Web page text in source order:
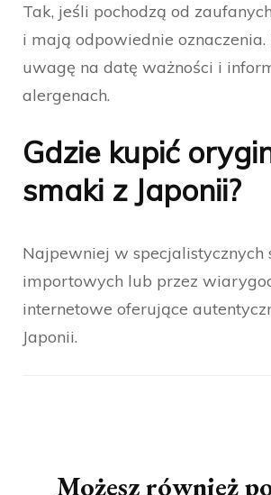
Tak, jeśli pochodzą od
i mają odpowiednie oznaczenia.
uwagę na datę ważności i
alergenach.
Gdzie kupić
smaki z Japonii?
Najpewniej w specjalistycznych
importowych lub przez
internetowe oferujące
Japonii.
Możesz również